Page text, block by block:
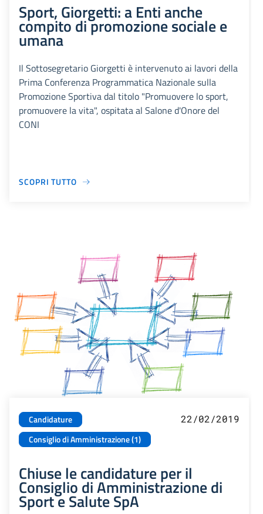
Sport, Giorgetti: a Enti anche
compito di promozione sociale e
umana
Il Sottosegretario Giorgetti è intervenuto ai lavori della
Prima Conferenza Programmatica Nazionale sulla
Promozione Sportiva dal titolo "Promuovere lo sport,
promuovere la vita", ospitata al Salone d'Onore del
CONI
SCOPRI TUTTO
Candidature
Consiglio di Amministrazione (1)
22/02/2019
Chiuse le candidature per il
Consiglio di Amministrazione di
Sport e Salute SpA